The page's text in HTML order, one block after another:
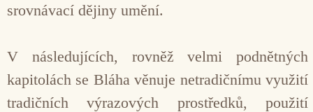
srovnávací dějiny umění.
V následujících, rovněž velmi podnětných
kapitolách se Bláha věnuje netradičnímu využití
tradičních výrazových prostředků, použití